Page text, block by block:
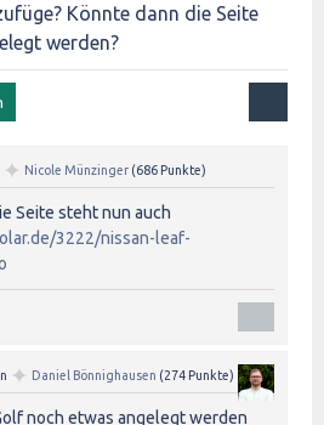
Könnte dann die Seite
werden?
✦ Nicole Münzinger (686 Punkte)
Seite steht nun auch
3222/nissan-leaf-
✦ Daniel Bönnighausen (274 Punkte)
noch etwas angelegt werden